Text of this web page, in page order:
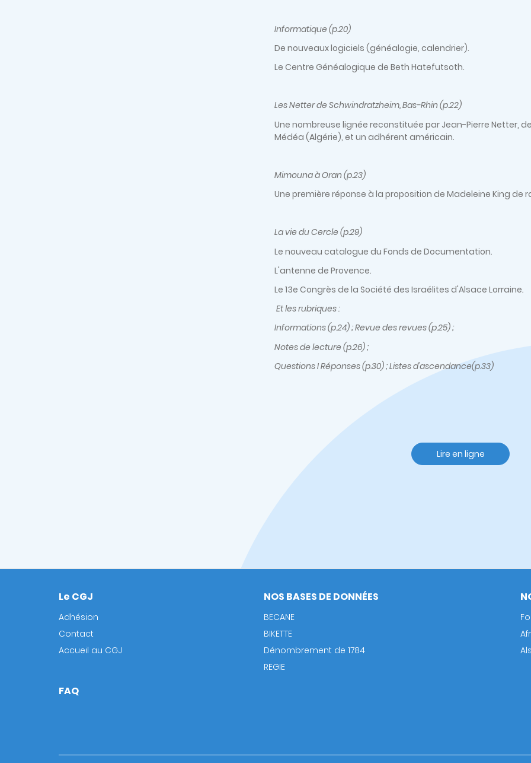
Informatique (p.20)
De nouveaux logiciels (généalogie, calendrier).
Le Centre Généalogique de Beth Hatefutsoth.
Les Netter de Schwindratzheim, Bas-Rhin (p.22)
Une nombreuse lignée reconstituée par Jean-Pierre Netter,
Médéa (Algérie), et un adhérent américain.
Mimouna à Oran (p.23)
Une première réponse à la proposition de Madeleine King de
La vie du Cercle (p.29)
Le nouveau catalogue du Fonds de Documentation.
L'antenne de Provence.
Le 13e Congrès de la Société des Israélites d'Alsace Lorraine.
Et les rubriques :
Informations (p.24) ; Revue des revues (p.25) ;
Notes de lecture (p.26) ;
Questions I Réponses (p.30) ; Listes d'ascendance(p.33)
Lire en ligne
Footer
Le CGJ
Adhésion
Contact
Accueil au CGJ
NOS BASES DE DONNÉES
BECANE
BIKETTE
Dénombrement de 1784
REGIE
FAQ